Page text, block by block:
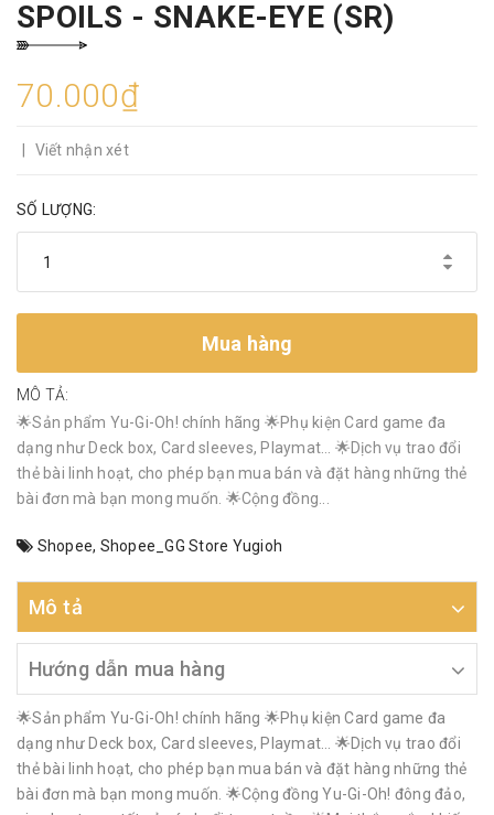
SPOILS - SNAKE-EYE (SR)
70.000₫
Viết nhận xét
SỐ LƯỢNG:
Mua hàng
MÔ TẢ:
🌟Sản phẩm Yu-Gi-Oh! chính hãng 🌟Phụ kiện Card game đa
dạng như Deck box, Card sleeves, Playmat… 🌟Dịch vụ trao đổi
thẻ bài linh hoạt, cho phép bạn mua bán và đặt hàng những thẻ
bài đơn mà bạn mong muốn. 🌟Cộng đồng...
Shopee, Shopee_GG Store Yugioh
Mô tả
Hướng dẫn mua hàng
🌟Sản phẩm Yu-Gi-Oh! chính hãng 🌟Phụ kiện Card game đa
dạng như Deck box, Card sleeves, Playmat… 🌟Dịch vụ trao đổi
thẻ bài linh hoạt, cho phép bạn mua bán và đặt hàng những thẻ
bài đơn mà bạn mong muốn. 🌟Cộng đồng Yu-Gi-Oh! đông đảo,